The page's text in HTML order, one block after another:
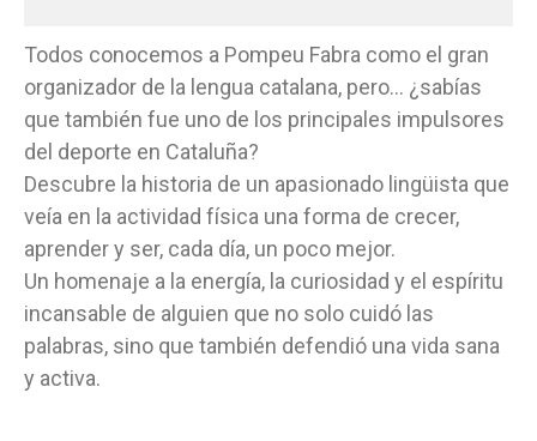
Todos conocemos a Pompeu Fabra como el gran
organizador de la lengua catalana, pero... ¿sabías
que también fue uno de los principales impulsores
del deporte en Cataluña?
Descubre la historia de un apasionado lingüista que
veía en la actividad física una forma de crecer,
aprender y ser, cada día, un poco mejor.
Un homenaje a la energía, la curiosidad y el espíritu
incansable de alguien que no solo cuidó las
palabras, sino que también defendió una vida sana
y activa.